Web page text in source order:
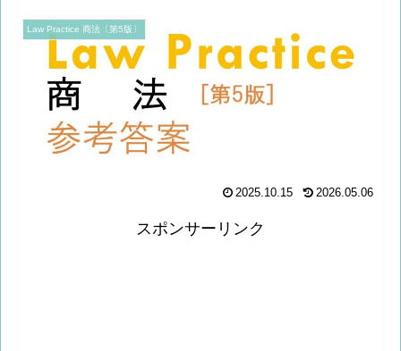
Law Practice 商法〔第5版〕
2025.10.15 2026.05.06
スポンサーリンク